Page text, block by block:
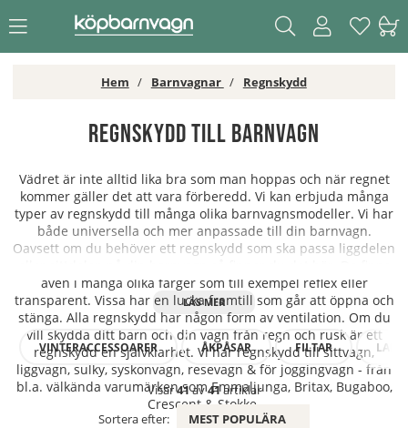
Hem Barnvagnar Regnskydd
Regnskydd till barnvagn
Vädret är inte alltid lika bra som man hoppas och när regnet
kommer gäller det att vara förberedd. Vi kan erbjuda många
typer av regnskydd till många olika barnvagnsmodeller. Vi har
både universella och mer anpassade till din barnvagn.
Oavsett om du behöver ett regnskydd som ska passa liggdelen
även i många olika färger som till exempel reflex eller
transparent. Vissa har en lucka framtill som går att öppna och
stänga. Alla regnskydd har någon form av ventilation. Om du
vill skydda ditt barn och din vagn från regn och rusk är ett
regnskydd en självklarhet. Vi har regnskydd till sittvagn,
liggvagn, sulky, syskonvagn, resevagn & för joggingvagn - från
bl.a. välkända varumärken som Emmaljunga, Britax, Bugaboo,
Crescent & Stokke.
VINTERACCESSOARER ÅKPÅSAR FILTAR
Visar41av41artiklar
Sortera efter:
MEST POPULÄRA